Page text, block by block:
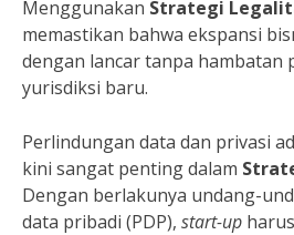
Menggunakan Strategi
memastikan bahwa ekspansi
dengan lancar tanpa hambatan
yurisdiksi baru.
Perlindungan data dan privasi
kini sangat penting dalam
Dengan berlakunya undang-
data pribadi (PDP), start-up